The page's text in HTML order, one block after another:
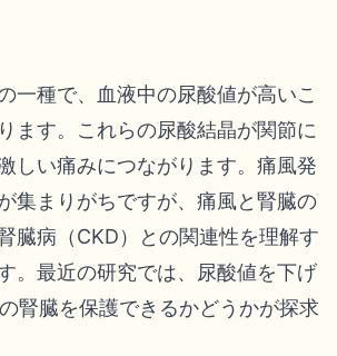
一種で、血液中の尿酸値が高いこ
ます。これらの尿酸結晶が関節に
しい痛みにつながります。痛風発
集まりがちですが、痛風と腎臓の
臓病（CKD）との関連性を理解す
。最近の研究では、尿酸値を下げ
腎臓を保護できるかどうかが探求